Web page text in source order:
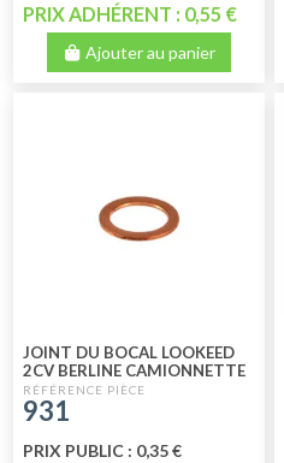
PRIX ADHÉRENT : 0,55 €
Ajouter au panier
JOINT DU BOCAL LOOKEED
2CV BERLINE CAMIONNETTE
1970 ET AMI6
931
PRIX PUBLIC : 0,35 €